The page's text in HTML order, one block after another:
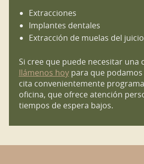
Extracciones
Implantes dentales
Extracción de muelas del juicio
Si cree que puede necesitar una
llámenos hoypara que
cita convenientemente
oficina, que ofrece atención
tiempos de espera bajos.